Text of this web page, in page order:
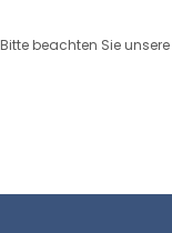
Bitte beachten Sie unsere